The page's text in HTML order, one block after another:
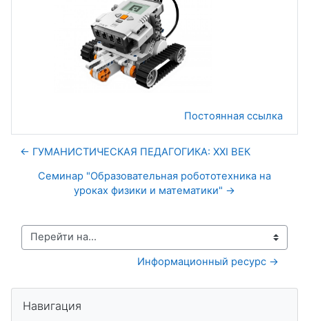
Постоянная ссылка
← ГУМАНИСТИЧЕСКАЯ ПЕДАГОГИКА: XXI ВЕК
Семинар "Образовательная робототехника на
уроках физики и математики" →
Перейти на...
Информационный ресурс →
Блоки
Навигация